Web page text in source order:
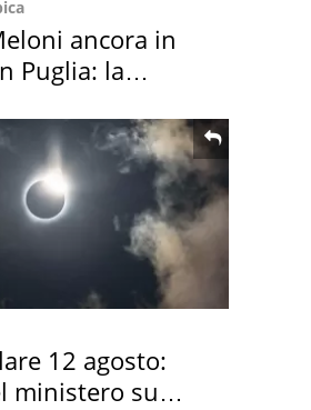
ancora in
Puglia: la
12 agosto:
ministero su